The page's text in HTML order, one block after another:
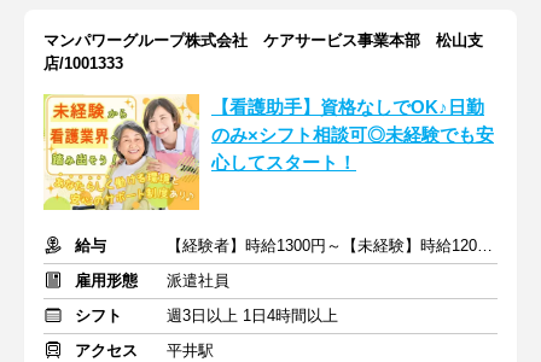
マンパワーグループ株式会社 ケアサービス事業本部 松山支
店/1001333
【看護助手】資格なしでOK♪日勤
のみ×シフト相談可◎未経験でも安
心してスタート！
給与
【経験者】時給1300円～【未経験】時給1200円～ ※交通費全額
雇用形態
派遣社員
シフト
週3日以上 1日4時間以上
アクセス
平井駅